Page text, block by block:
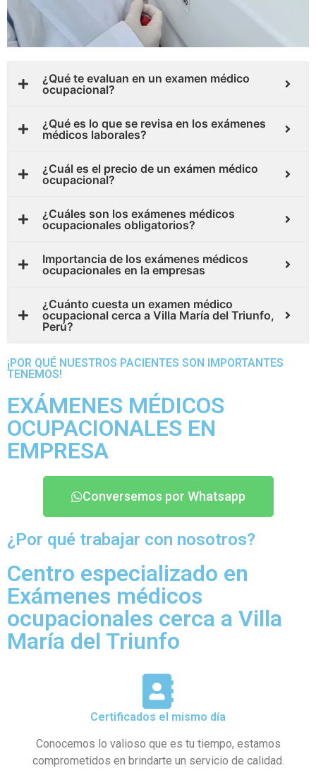
¿Qué te evaluan en un examen médico
ocupacional?
¿Qué es lo que se revisa en los exámenes
médicos laborales?
¿Cuál es el precio de un exámen médico
ocupacional?
¿Cuáles son los exámenes médicos
ocupacionales obligatorios?
Importancia de los exámenes médicos
ocupacionales en la empresas
¿Cuánto cuesta un examen médico
ocupacional cerca a Villa María del Triunfo,
Perú?
¡POR QUÉ NUESTROS PACIENTES SON IMPORTANTES
TENEMOS!
EXÁMENES MÉDICOS
OCUPACIONALES EN
EMPRESA
Conversemos por Whatsapp
¿Por qué trabajar con nosotros?
Centro especializado en
Exámenes médicos
ocupacionales cerca a Villa
María del Triunfo
Certificados el mismo día
Conocemos lo valioso que es tu tiempo, estamos
comprometidos en brindarte un servicio de calidad.